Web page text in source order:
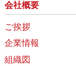
会社概要
ご挨拶
企業情報
組織図